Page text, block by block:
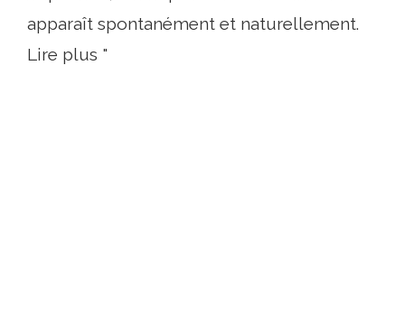
apparaît spontanément et naturellement.
Lire plus "